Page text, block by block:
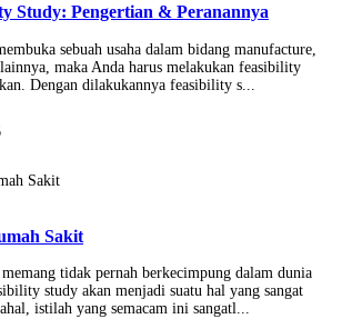
Study: Pengertian & Peranannya
sebuah usaha dalam bidang manufacture,
maka Anda harus melakukan feasibility
Dengan dilakukannya feasibility s...
Sakit
tidak pernah berkecimpung dalam dunia
study akan menjadi suatu hal yang sangat
istilah yang semacam ini sangatl...